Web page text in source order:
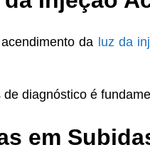
da luz da
diagnóstico é
em